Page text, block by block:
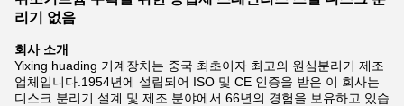
리기 없음
회사 소개
Yixing huading 기계장치는 중국 최초이자 최고의 원심분리기 제조
업체입니다.1954년에 설립되어 ISO 및 CE 인증을 받은 이 회사는
디스크 분리기 설계 및 제조 분야에서 66년의 경험을 보유하고 있습